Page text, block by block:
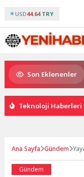
USD44.64 TRY
Son Eklenenler
büyük moral
Teknoloji Haberleri
Ana Sayfa Gündem
Gündem